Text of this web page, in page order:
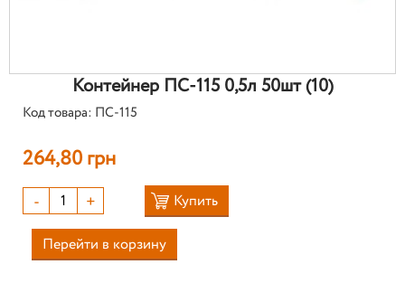
Контейнер ПС-115 0,5л 50шт (10)
Код товара: ПС-115
264,80 грн
- + Купить
Перейти в корзину